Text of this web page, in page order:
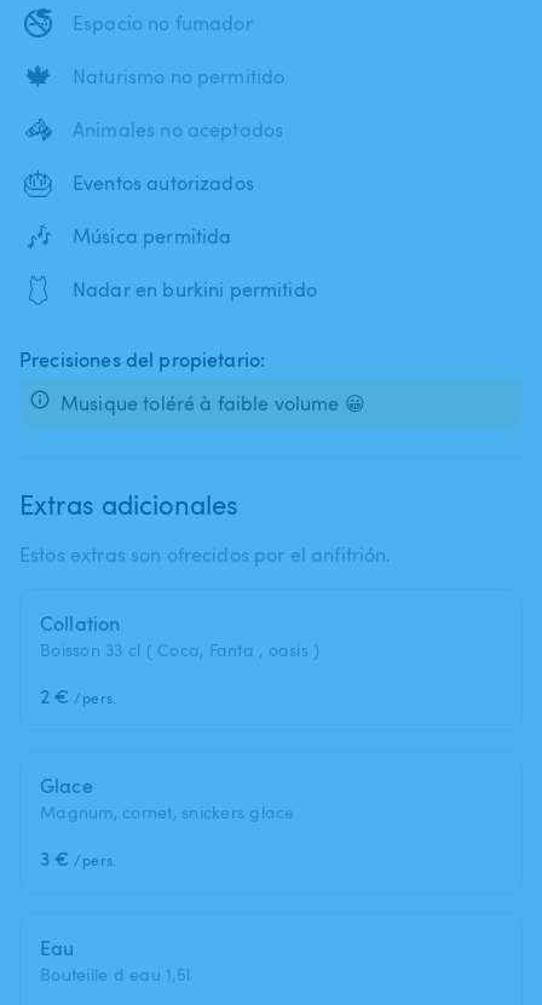
🚭 Espacio no fumador
🍁 Naturismo no permitido
🦓 Animales no aceptados
🎂 Eventos autorizados
🎶 Música permitida
🩱 Nadar en burkini permitido
Precisiones del propietario:
Musique toléré à faible volume 😀
Extras adicionales
Estos extras son ofrecidos por el anfitrión.
Collation
Boisson 33 cl ( Coca, Fanta , oasis )
2 € /pers.
Glace
Magnum, cornet, snickers glace
3 € /pers.
Eau
Bouteille d eau 1,5l